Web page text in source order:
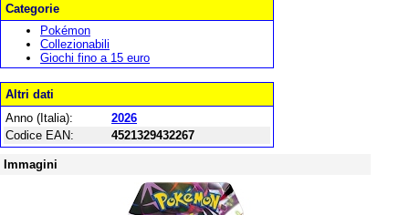
Categorie
Pokémon
Collezionabili
Giochi fino a 15 euro
Altri dati
Anno (Italia):
2026
Codice EAN:
4521329432267
Immagini